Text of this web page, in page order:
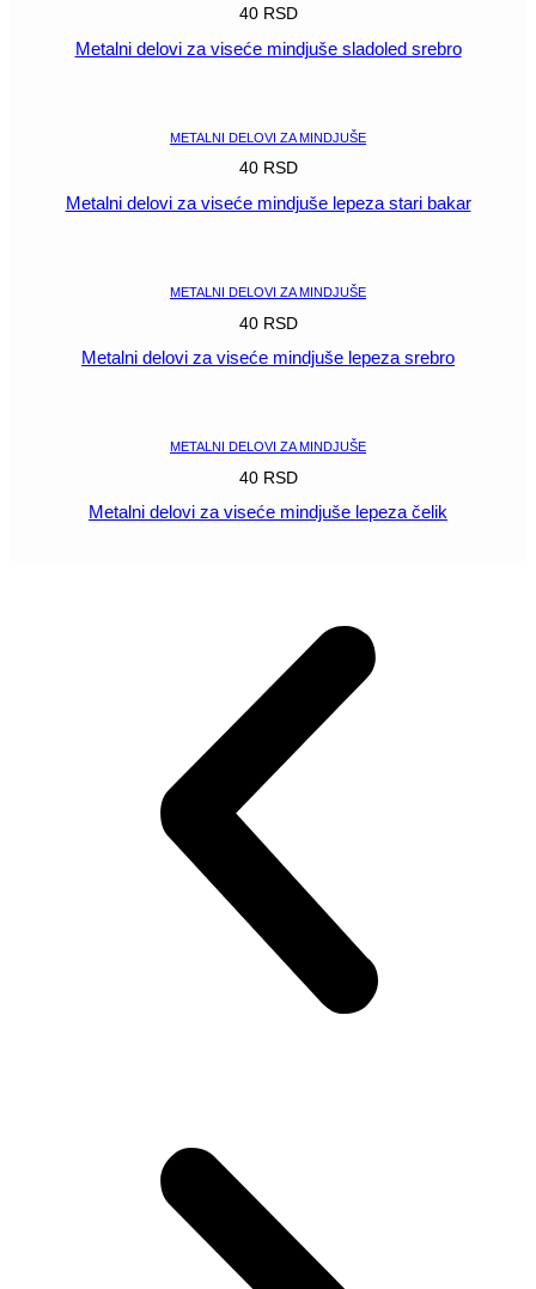
40 RSD
Metalni delovi za viseće mindjuše sladoled srebro
METALNI DELOVI ZA MINDJUŠE
40 RSD
Metalni delovi za viseće mindjuše lepeza stari bakar
METALNI DELOVI ZA MINDJUŠE
40 RSD
Metalni delovi za viseće mindjuše lepeza srebro
METALNI DELOVI ZA MINDJUŠE
40 RSD
Metalni delovi za viseće mindjuše lepeza čelik